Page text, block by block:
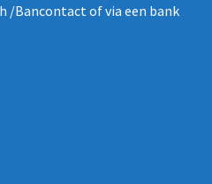
/Bancontact of via een bank